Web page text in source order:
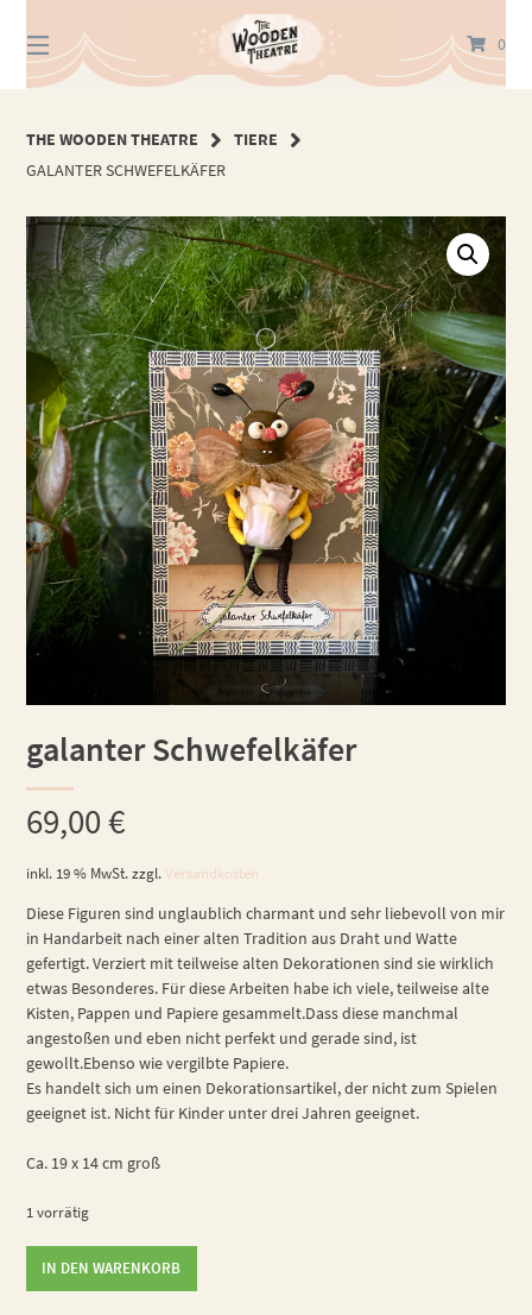
zum
Inhalt
0
THE WOODEN THEATRE
TIERE
GALANTER SCHWEFELKÄFER
galanter Schwefelkäfer
69,00€
inkl. 19 % MwSt. zzgl.Versandkosten
Diese Figuren sind unglaublich charmant und sehr liebevoll von mir
in Handarbeit nach einer alten Tradition aus Draht und Watte
gefertigt. Verziert mit teilweise alten Dekorationen sind sie wirklich
etwas Besonderes. Für diese Arbeiten habe ich viele, teilweise alte
Kisten, Pappen und Papiere gesammelt.Dass diese manchmal
angestoßen und eben nicht perfekt und gerade sind, ist
gewollt.Ebenso wie vergilbte Papiere.
Es handelt sich um einen Dekorationsartikel, der nicht zum Spielen
geeignet ist. Nicht für Kinder unter drei Jahren geeignet.
Ca. 19 x 14 cm groß
1 vorrätig
IN DEN WARENKORB